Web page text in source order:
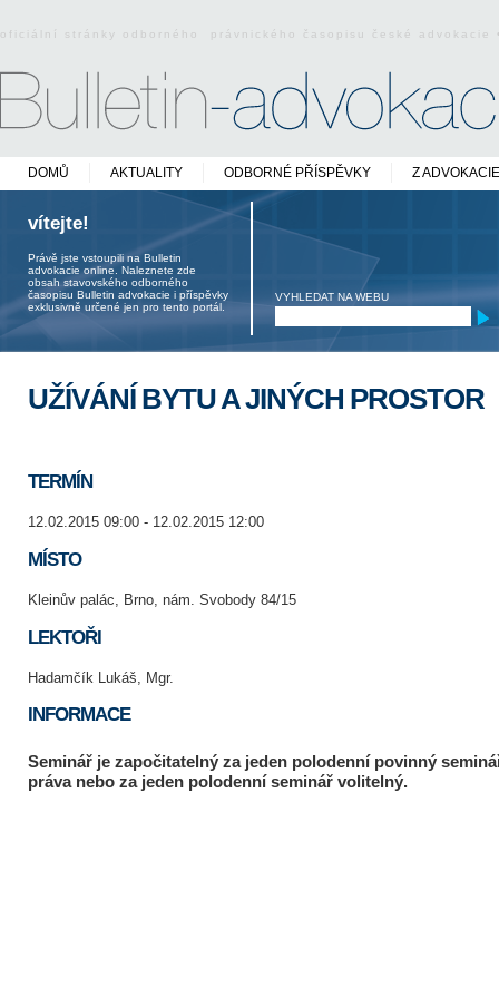
oficiální stránky odborného právnického časopisu české
DOMŮ AKTUALITY ODBORNÉ PŘÍSPĚVKY Z ADVOKACIE
vítejte!
Právě jste vstoupili na Bulletin
advokacie online. Naleznete zde
obsah stavovského odborného
časopisu Bulletin advokacie i příspěvky
exklusivně určené jen pro tento portál.
VYHLEDAT NA WEBU
UŽÍVÁNÍ BYTU A JINÝCH PROSTOR
TERMÍN
12.02.2015 09:00 - 12.02.2015 12:00
MÍSTO
Kleinův palác, Brno, nám. Svobody 84/15
LEKTOŘI
Hadamčík Lukáš, Mgr.
INFORMACE
Seminář je započitatelný za jeden polodenní povinný
práva nebo za jeden polodenní seminář volitelný.